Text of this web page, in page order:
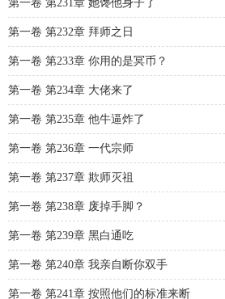
第一卷 第231章 她馋他身子了
第一卷 第232章 拜师之日
第一卷 第233章 你用的是冥币？
第一卷 第234章 大佬来了
第一卷 第235章 他牛逼炸了
第一卷 第236章 一代宗师
第一卷 第237章 欺师灭祖
第一卷 第238章 废掉手脚？
第一卷 第239章 黑白通吃
第一卷 第240章 我亲自断你双手
第一卷 第241章 按照他们的标准来断